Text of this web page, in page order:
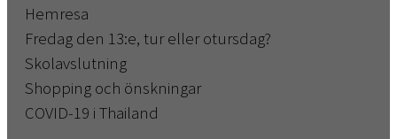
Hemresa
Fredag den 13:e, tur eller otursdag?
Skolavslutning
Shopping och önskningar
COVID-19 i Thailand